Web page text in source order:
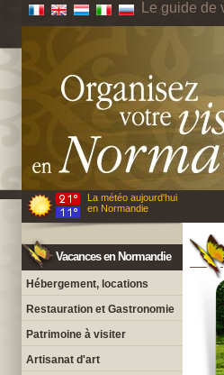
Le guide
La météo aujourd'hui
en Normandie
Vacances en Normandie
Hébergement, locations
Restauration et Gastronomie
Patrimoine à visiter
Artisanat d'art